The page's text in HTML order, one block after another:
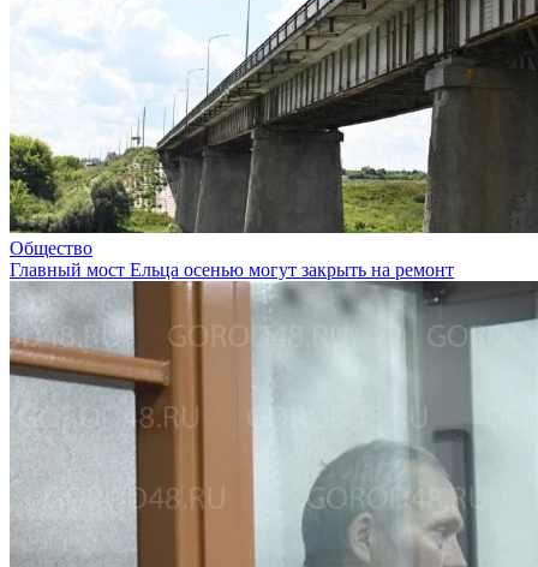
Общество
Главный мост Ельца осенью могут закрыть на ремонт